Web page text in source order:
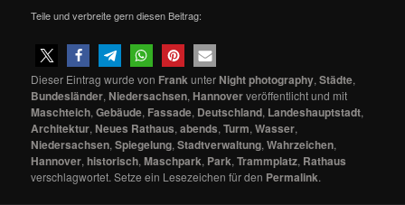
Teile und verbreite gern diesen Beitrag:
Dieser Eintrag wurde von Frankunter Night photography,Städte,
Bundesländer, Niedersachsen, Hannoververöffentlicht und mit
Maschteich,Gebäude, Fassade, Deutschland, Landeshauptstadt,
Architektur, Neues Rathaus,abends,Turm,Wasser,
Niedersachsen,Spiegelung,Stadtverwaltung,Wahrzeichen,
Hannover,historisch,Maschpark, Park,Trammplatz, Rathaus
verschlagwortet. Setze ein Lesezeichen für den Permalink.